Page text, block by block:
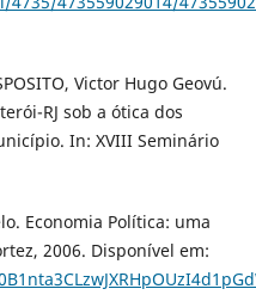
Victor Hugo Geovú.
RJ sob a ótica dos
In: XVIII Seminário
Economia Política: uma
2006. Disponível em: